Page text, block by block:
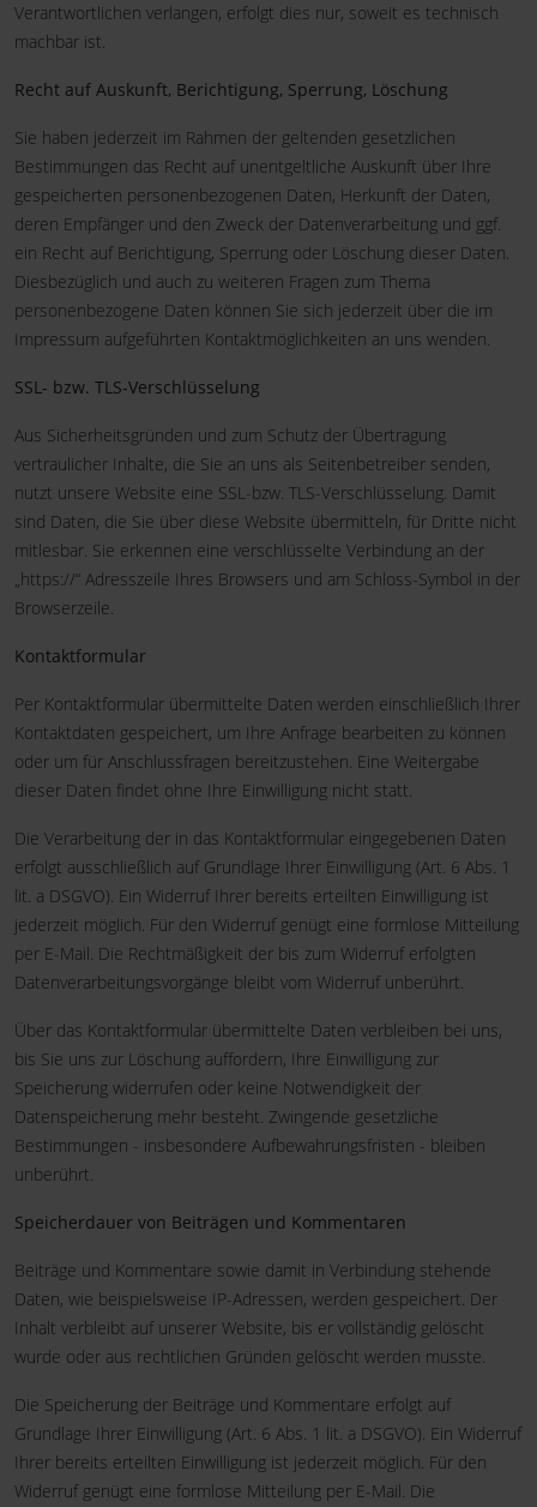
Verantwortlichen verlangen, erfolgt dies nur, soweit es technisch
machbar ist.
Recht auf Auskunft, Berichtigung, Sperrung, Löschung
Sie haben jederzeit im Rahmen der geltenden gesetzlichen
Bestimmungen das Recht auf unentgeltliche Auskunft über Ihre
gespeicherten personenbezogenen Daten, Herkunft der Daten,
deren Empfänger und den Zweck der Datenverarbeitung und ggf.
ein Recht auf Berichtigung, Sperrung oder Löschung dieser Daten.
Diesbezüglich und auch zu weiteren Fragen zum Thema
personenbezogene Daten können Sie sich jederzeit über die im
Impressum aufgeführten Kontaktmöglichkeiten an uns wenden.
SSL- bzw. TLS-Verschlüsselung
Aus Sicherheitsgründen und zum Schutz der Übertragung
vertraulicher Inhalte, die Sie an uns als Seitenbetreiber senden,
nutzt unsere Website eine SSL-bzw. TLS-Verschlüsselung. Damit
sind Daten, die Sie über diese Website übermitteln, für Dritte nicht
mitlesbar. Sie erkennen eine verschlüsselte Verbindung an der
„https://“ Adresszeile Ihres Browsers und am Schloss-Symbol in der
Browserzeile.
Kontaktformular
Per Kontaktformular übermittelte Daten werden einschließlich Ihrer
Kontaktdaten gespeichert, um Ihre Anfrage bearbeiten zu können
oder um für Anschlussfragen bereitzustehen. Eine Weitergabe
dieser Daten findet ohne Ihre Einwilligung nicht statt.
Die Verarbeitung der in das Kontaktformular eingegebenen Daten
erfolgt ausschließlich auf Grundlage Ihrer Einwilligung (Art. 6 Abs. 1
lit. a DSGVO). Ein Widerruf Ihrer bereits erteilten Einwilligung ist
jederzeit möglich. Für den Widerruf genügt eine formlose Mitteilung
per E-Mail. Die Rechtmäßigkeit der bis zum Widerruf erfolgten
Datenverarbeitungsvorgänge bleibt vom Widerruf unberührt.
Über das Kontaktformular übermittelte Daten verbleiben bei uns,
bis Sie uns zur Löschung auffordern, Ihre Einwilligung zur
Speicherung widerrufen oder keine Notwendigkeit der
Datenspeicherung mehr besteht. Zwingende gesetzliche
Bestimmungen - insbesondere Aufbewahrungsfristen - bleiben
unberührt.
Speicherdauer von Beiträgen und Kommentaren
Beiträge und Kommentare sowie damit in Verbindung stehende
Daten, wie beispielsweise IP-Adressen, werden gespeichert. Der
Inhalt verbleibt auf unserer Website, bis er vollständig gelöscht
wurde oder aus rechtlichen Gründen gelöscht werden musste.
Die Speicherung der Beiträge und Kommentare erfolgt auf
Grundlage Ihrer Einwilligung (Art. 6 Abs. 1 lit. a DSGVO). Ein Widerruf
Ihrer bereits erteilten Einwilligung ist jederzeit möglich. Für den
Widerruf genügt eine formlose Mitteilung per E-Mail. Die